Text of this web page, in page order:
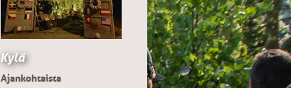
Kylä
Ajankohtaista